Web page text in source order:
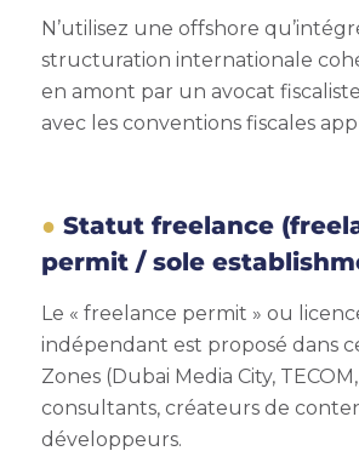
N’utilisez une offshore
structuration internationale
en amont par un avocat
avec les conventions fiscales
Statut freelance
permit / sole
Le « freelance permit » ou
indépendant est proposé dans
Zones (Dubai Media City,
consultants, créateurs de
développeurs.